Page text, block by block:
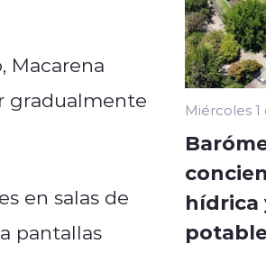
Macarena
gradualmente
en salas de
pantallas
Miércoles
hídrica